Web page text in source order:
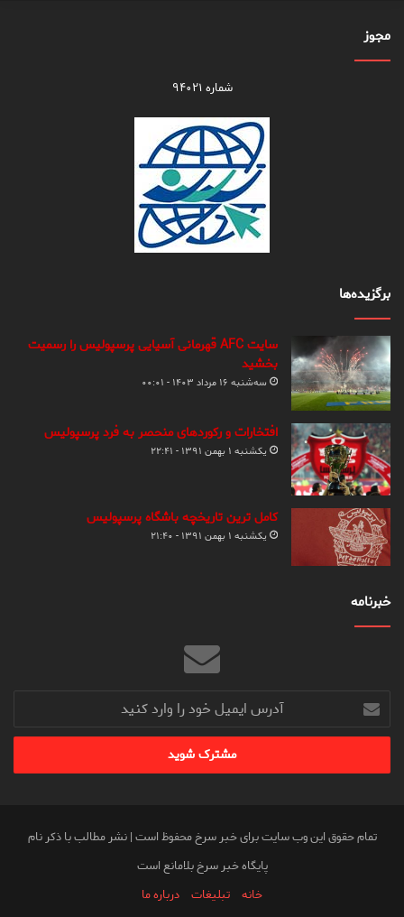
مجوز
شماره ۹۴۰۲۱
برگزیده‌ها
سایت AFC قهرمانی آسیایی پرسپولیس را رسمیت
بخشید
سه‌شنبه ۱۶ مرداد ۱۴۰۳ - ۰۰:۰۱
افتخارات و رکوردهای منحصر به فرد پرسپولیس
یکشنبه ۱ بهمن ۱۳۹۱ - ۲۲:۴۱
کامل ترین تاریخچه باشگاه پرسپولیس
یکشنبه ۱ بهمن ۱۳۹۱ - ۲۱:۴۰
خبرنامه
آدرس
ایمیل
خود
وارد
تمام حقوق این وب سایت برای خبر سرخ محفوظ است | نشر مطالب با ذکر نام
پایگاه خبر سرخ بلامانع است
خانه
تبلیغات درباره ما